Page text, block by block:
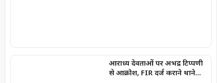
आराध्य देवताओं पर अभद्र टिप्पणी
से आक्रोश, FIR दर्ज कराने थाने